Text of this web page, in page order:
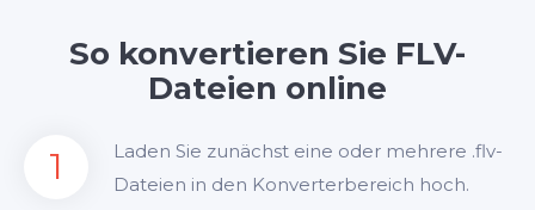
So konvertieren Sie FLV-
Dateien online
1
Laden Sie zunächst eine oder mehrere .flv-
Dateien in den Konverterbereich hoch.